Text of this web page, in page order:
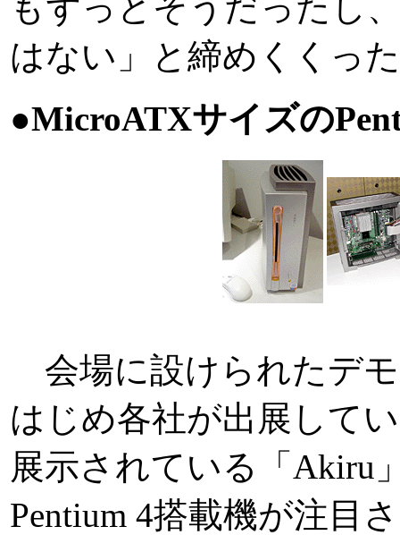
はない」と締めくくっ
●MicroATXサイズの
会場に設けられたデ
はじめ各社が出展して
展示されている「Akiru
Pentium 4搭載機が注目